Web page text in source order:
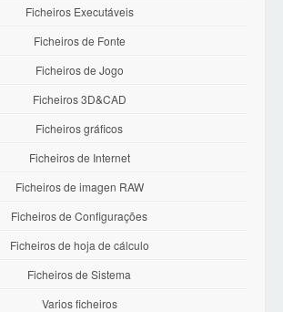
Ficheiros Executáveis
Ficheiros de Fonte
Ficheiros de Jogo
Ficheiros 3D&CAD
Ficheiros gráficos
Ficheiros de Internet
Ficheiros de imagen RAW
Ficheiros de Configurações
Ficheiros de hoja de cálculo
Ficheiros de Sistema
Varios ficheiros